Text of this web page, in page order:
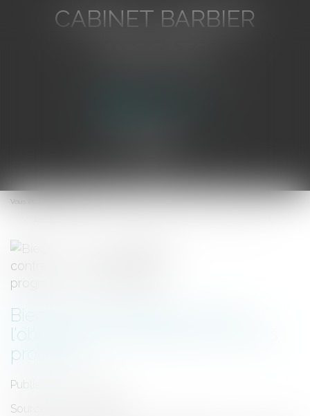
CABINET BARBIER
Ouvrir
le
Vous êtes ici :
Bientôt une législation contre
l’obsolescence programmée des
produits?
Publié le :
Source :